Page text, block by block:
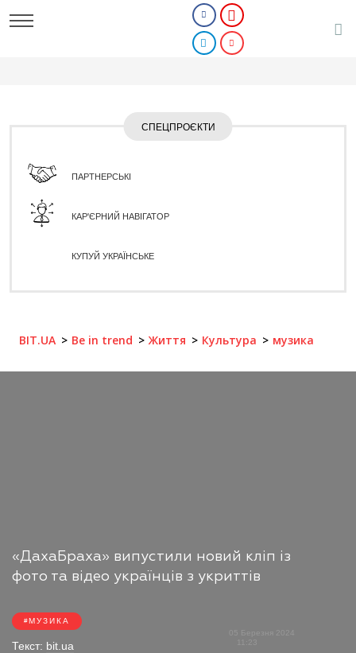
СПЕЦПРОЄКТИ
ПАРТНЕРСЬКІ
КАР'ЄРНИЙ НАВІГАТОР
КУПУЙ УКРАЇНСЬКЕ
BIT.UA Be in trend Життя Культура музика
«ДахаБраха» випустили новий кліп із
фото та відео українців з укриттів
МУЗИКА
Текст: bit.ua
05 Березня 2024